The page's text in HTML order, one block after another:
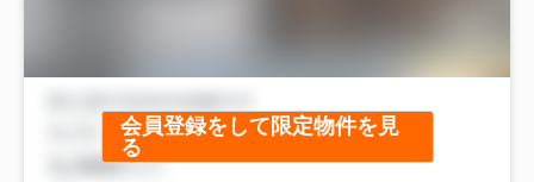
会員登録をして限定物件を見
る